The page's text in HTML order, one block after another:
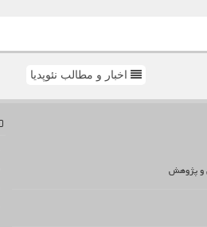
اخبار و مطالب نئوپدیا
و پژوهش